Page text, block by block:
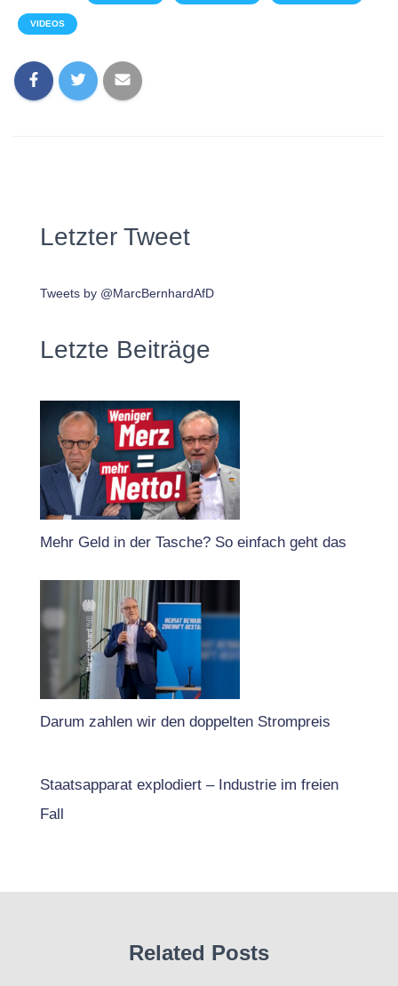
VIDEOS
Letzter Tweet
Tweets by @MarcBernhardAfD
Letzte Beiträge
Mehr Geld in der Tasche? So einfach geht das
Darum zahlen wir den doppelten Strompreis
Staatsapparat explodiert – Industrie im freien
Fall
Related Posts